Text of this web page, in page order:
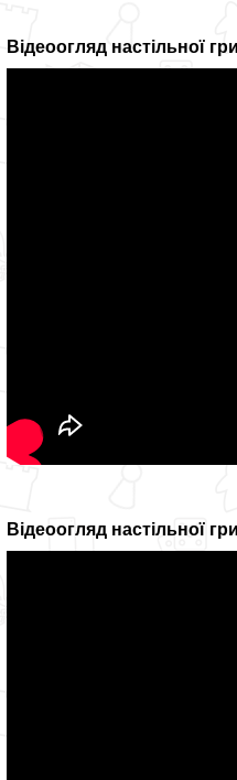
Відеоогляд настільної
Відеоогляд настільної